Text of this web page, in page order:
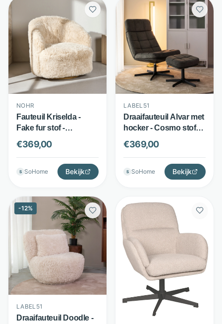
NOHR
Fauteuil Kriselda -
Fake fur stof -
omhullend design -
Beige - Nohr
€369,00
S SoHome Bekijk
LABEL51
Draaifauteuil Alvar met
hocker - Cosmo stof
en metaal - draaibaar
met ottomane -
antraciet - LABEL51
€369,00
S SoHome Bekijk
-12%
LABEL51
Draaifauteuil Doodle -